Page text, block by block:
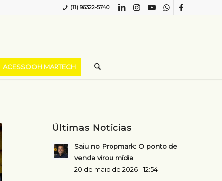
(11) 96322-5740
ACESSOOH MARTECH
Últimas Notícias
Saiu no Propmark: O ponto de
venda virou mídia
20 de maio de 2026 - 12:54